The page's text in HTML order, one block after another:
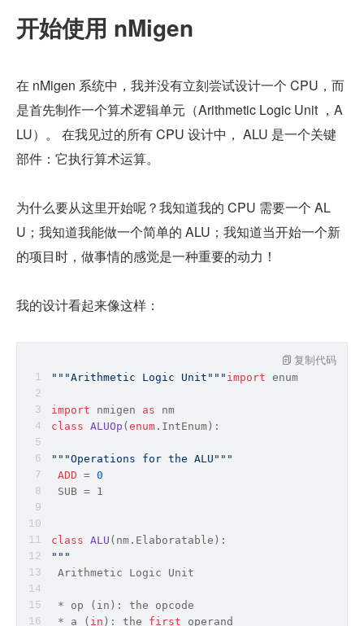
开始使用 nMigen
在 nMigen 系统中，我并没有立刻尝试设计一个 CPU，而
是首先制作一个算术逻辑单元（Arithmetic Logic Unit ，A
LU）。 在我见过的所有 CPU 设计中， ALU 是一个关键
部件：它执行算术运算。
为什么要从这里开始呢？我知道我的 CPU 需要一个 AL
U；我知道我能做一个简单的 ALU；我知道当开始一个新
的项目时，做事情的感觉是一种重要的动力！
我的设计看起来像这样：
"""Arithmetic Logic Unit""" import enum
import nmigen as nm
class ALUOp ( enum .IntEnum):
"""Operations for the ALU"""
ADD = 0
SUB = 1
class ALU ( nm.Elaboratable ):
"" "
Arithmetic Logic Unit
* op (in): the opcode
* a ( in ): the first operand
复制代码